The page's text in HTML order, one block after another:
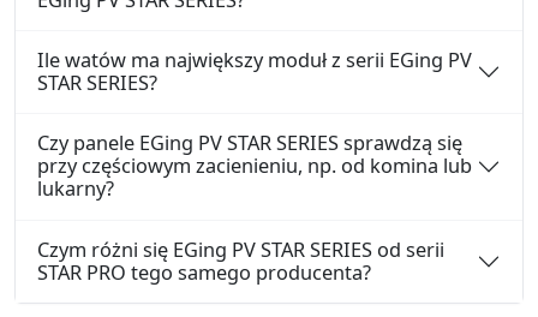
Ile watów ma największy moduł z serii EGing PV
STAR SERIES?
Czy panele EGing PV STAR SERIES sprawdzą się
przy częściowym zacienieniu, np. od komina lub
lukarny?
Czym różni się EGing PV STAR SERIES od serii
STAR PRO tego samego producenta?